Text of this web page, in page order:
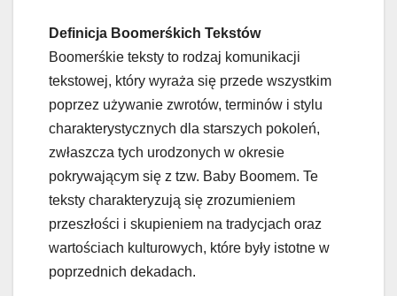
Definicja Boomerśkich Tekstów
Boomerśkie teksty to rodzaj komunikacji
tekstowej, który wyraża się przede wszystkim
poprzez używanie zwrotów, terminów i stylu
charakterystycznych dla starszych pokoleń,
zwłaszcza tych urodzonych w okresie
pokrywającym się z tzw. Baby Boomem. Te
teksty charakteryzują się zrozumieniem
przeszłości i skupieniem na tradycjach oraz
wartościach kulturowych, które były istotne w
poprzednich dekadach.